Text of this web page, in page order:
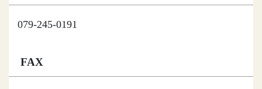
079-245-0191
FAX